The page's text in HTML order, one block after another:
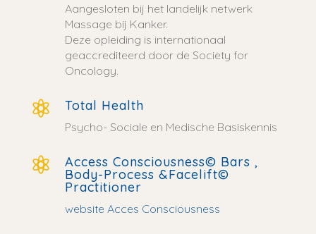
Aangesloten bij het landelijk netwerk
Massage bij Kanker.
Deze opleiding is internationaal
geaccrediteerd door de Society for
Oncology.
 Total Health
Psycho- Sociale en Medische Basiskennis
 Access Consciousness© Bars ,
Body-Process &Facelift©
Practitioner
website Acces Consciousness